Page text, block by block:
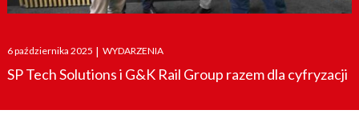
Posted
on
6 października 2025 | WYDARZENIA
SP Tech Solutions i G&K Rail Group razem dla cyfryzacji